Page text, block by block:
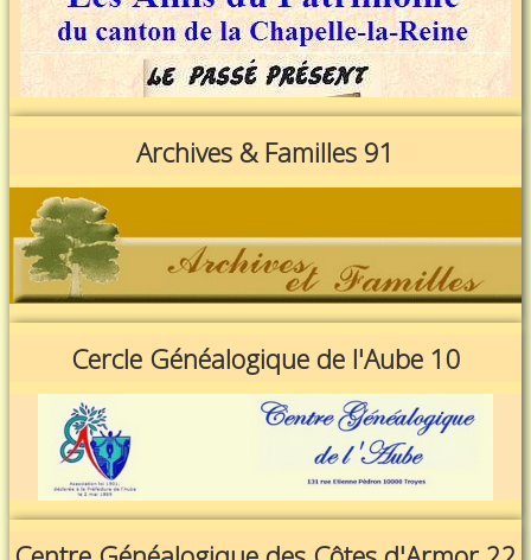
Archives & Familles 91
Cercle Généalogique de l'Aube 10